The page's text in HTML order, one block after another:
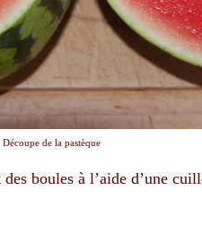
Découpe de la pastèque
boules à l’aide d’une